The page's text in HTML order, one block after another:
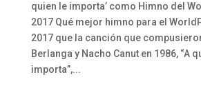
quien le importa’ como Himno del
2017 Qué mejor himno para el
2017 que la canción que
Berlanga y Nacho Canut en 1986, “A
importa”,...